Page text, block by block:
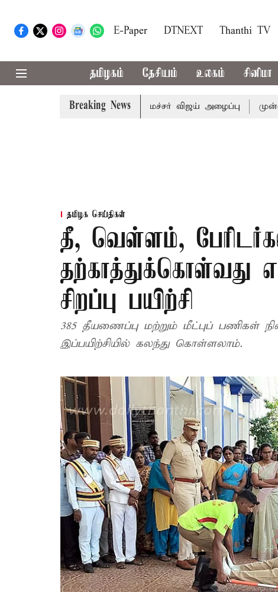
E-Paper DTNEXT Thanthi TV
தமிழகம் தேசியம் உலகம் சினிமா
Breaking News
கூட்டத்துக்கு முதல்-அமைச்சர் விஜய் அழைப்பு முன்னாள்
தமிழக செய்திகள்
தீ, வெள்ளம்,
தற்காத்துக்கொள்வது
சிறப்பு பயிற்சி
385 தீயணைப்பு மற்றும் மீட்புப் பணிகள்
இப்பயிற்சியில் கலந்து கொள்ளலாம்.